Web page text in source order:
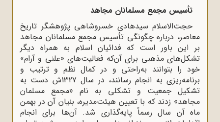
تأسیس مجمع مسلمانان مجاهد
حجت‌الاسلام سیدهادی خسروشاهی پژوهشگر تاریخ
معاصر، درباره چگونگی تأسیس مجمع مسلمانان مجاهد
بر این باور است که فدائیان اسلام به همراه دیگر
تشکل‌های مذهبی برای آن‌که فعالیت‌های «علنی و آرام»
خود را بتوانند به‌راحتی و در کمال نظم و ترتیب و
برنامه‌ریزی به انجام رسانند، در سال 1327ش دست به
تشکیل جمعیت و تشکلی به نام «مجمع مسلمان
مجاهد» زدند که با تعیین هیئت‌مدیره، بنیان آن در بهمن
ماه آن سال رسماً پایه‌گذاری شد. آن‌ها برای انجام